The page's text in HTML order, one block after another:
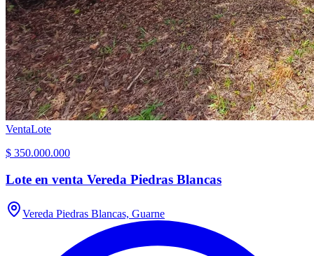
VentaLote
$ 350.000.000
Lote en venta Vereda Piedras Blancas
Vereda Piedras Blancas, Guarne